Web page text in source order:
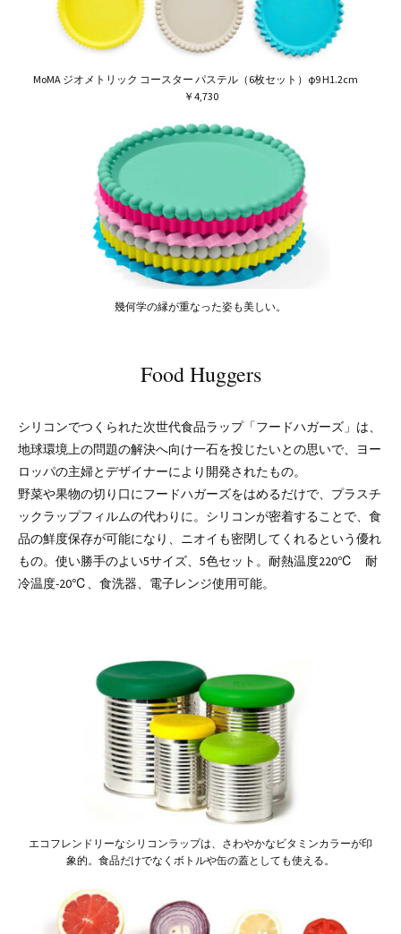
MoMA ジオメトリック コースター パステル（6枚セット）φ9 H1.2cm
￥4,730
幾何学の縁が重なった姿も美しい。
Food Huggers
シリコンでつくられた次世代食品ラップ「フードハガーズ」は、
地球環境上の問題の解決へ向け一石を投じたいとの思いで、ヨー
ロッパの主婦とデザイナーにより開発されたもの。
野菜や果物の切り口にフードハガーズをはめるだけで、プラスチ
ックラップフィルムの代わりに。シリコンが密着することで、食
品の鮮度保存が可能になり、ニオイも密閉してくれるという優れ
もの。使い勝手のよい5サイズ、5色セット。耐熱温度220℃ 耐
冷温度-20℃、食洗器、電子レンジ使用可能。
エコフレンドリーなシリコンラップは、さわやかなビタミンカラーが印
象的。食品だけでなくボトルや缶の蓋としても使える。